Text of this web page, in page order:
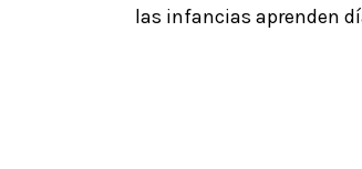
las infancias aprenden